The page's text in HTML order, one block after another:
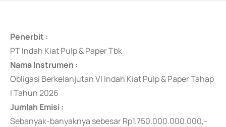
Penerbit :
PT Indah Kiat Pulp & Paper Tbk
Nama Instrumen :
Obligasi Berkelanjutan VI Indah Kiat Pulp & Paper Tahap
I Tahun 2026
Jumlah Emisi :
Sebanyak-banyaknya sebesar Rp1.750.000.000.000,-